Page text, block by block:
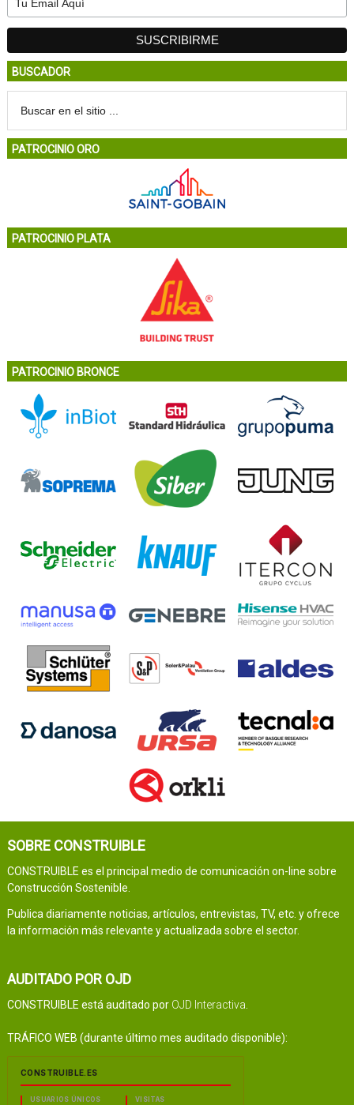
BUSCADOR
PATROCINIO ORO
PATROCINIO PLATA
PATROCINIO BRONCE
SOBRE CONSTRUIBLE
CONSTRUIBLE es el principal medio de comunicación on-line sobre
Construcción Sostenible.
Publica diariamente noticias, artículos, entrevistas, TV, etc. y ofrece
la información más relevante y actualizada sobre el sector.
AUDITADO POR OJD
CONSTRUIBLE está auditado por OJD Interactiva
TRÁFICO WEB (durante último mes auditado disponible):